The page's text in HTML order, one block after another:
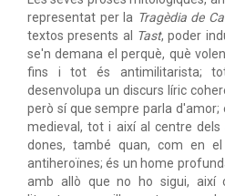
representat per la Tragèdia de
textos presents al
Tast, poder
se'n demana el perquè, què
fins i tot és antimilitarista;
desenvolupa un discurs líric
però sí que sempre parla
medieval, tot i així al centre
dones, també quan, com en
antiheroïnes; és un home
amb allò que no ho sigui, així